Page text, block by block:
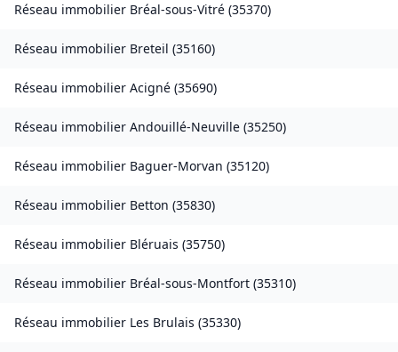
Réseau immobilier Bréal-sous-Vitré (35370)
Réseau immobilier Breteil (35160)
Réseau immobilier Acigné (35690)
Réseau immobilier Andouillé-Neuville (35250)
Réseau immobilier Baguer-Morvan (35120)
Réseau immobilier Betton (35830)
Réseau immobilier Bléruais (35750)
Réseau immobilier Bréal-sous-Montfort (35310)
Réseau immobilier Les Brulais (35330)